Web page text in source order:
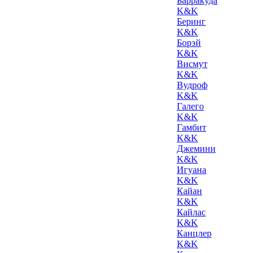
K&K
Беринг
K&K
Борэй
K&K
Висмут
K&K
Вудроф
K&K
Галего
K&K
Гамбит
K&K
Джемини
K&K
Игуана
K&K
Кайан
K&K
Кайлас
K&K
Канцлер
K&K